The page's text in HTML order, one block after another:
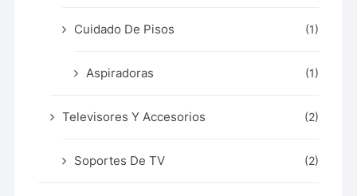
Cuidado De Pisos (1)
Aspiradoras (1)
Televisores Y Accesorios (2)
Soportes De TV (2)